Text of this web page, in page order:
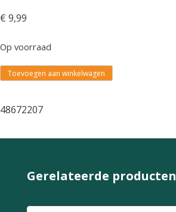
€ 9,99
Op voorraad
Toevoegen aan winkelwagen
48672207
Gerelateerde producten